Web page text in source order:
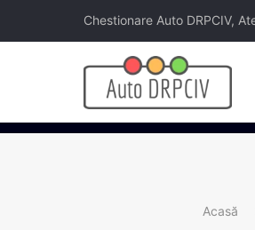
Chestionare Auto DRPCIV,
Acasă